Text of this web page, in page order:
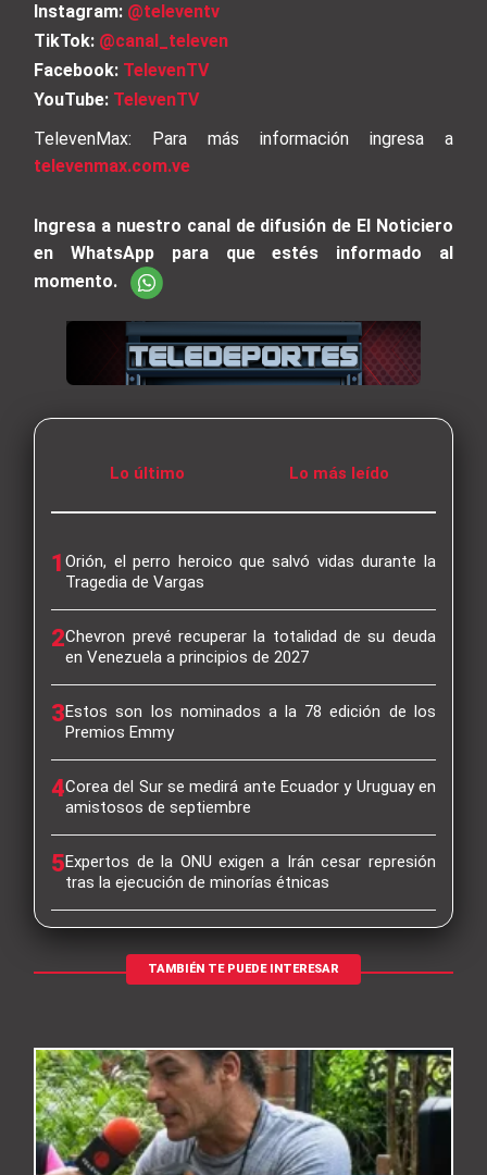
Instagram: @televentv
TikTok: @canal_televen
Facebook: TelevenTV
YouTube: TelevenTV
TelevenMax: Para más información ingresa a
televenmax.com.ve
Ingresa a nuestro canal de difusión de El Noticiero
en WhatsApp para que estés informado al
momento.
Lo último Lo más leído
1Orión, el perro heroico que salvó vidas durante la
Tragedia de Vargas
2Chevron prevé recuperar la totalidad de su deuda
en Venezuela a principios de 2027
3Estos son los nominados a la 78 edición de los
Premios Emmy
4Corea del Sur se medirá ante Ecuador y Uruguay en
amistosos de septiembre
5Expertos de la ONU exigen a Irán cesar represión
tras la ejecución de minorías étnicas
TAMBIÉN TE PUEDE INTERESAR